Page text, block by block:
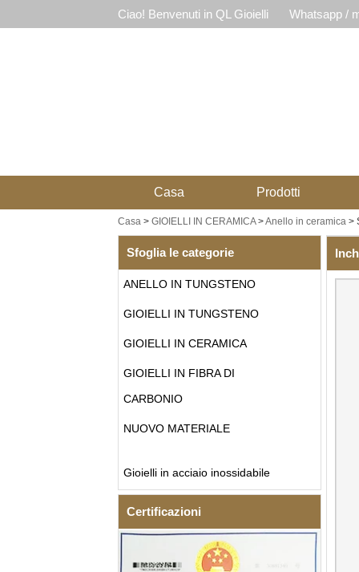
Ciao! Benvenuti in QL Gioielli Whatsapp /
Casa Prodotti
Casa> GIOIELLI IN CERAMICA>Anello in ceramica>
Sfoglia le categorie
ANELLO IN TUNGSTENO
GIOIELLI IN TUNGSTENO
GIOIELLI IN CERAMICA
GIOIELLI IN FIBRA DI
CARBONIO
NUOVO MATERIALE
Gioielli in acciaio inossidabile
Certificazioni